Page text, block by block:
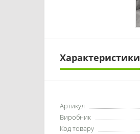
Характеристики
Артикул
Виробник
Код товару